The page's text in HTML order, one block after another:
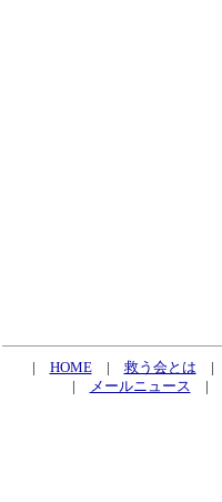
| HOME| 救う会とは |
|
メールニュース |